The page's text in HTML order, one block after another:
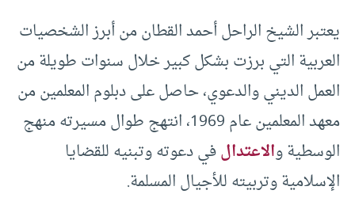
يعتبر الشيخ الراحل أحمد القطان من أبرز الشخصيات
العربية التي برزت بشكل كبير خلال سنوات طويلة من
العمل الديني والدعوي، حاصل على دبلوم المعلمين من
معهد المعلمين عام 1969، انتهج طوال مسيرته منهج
الوسطية والاعتدالفي دعوته وتبنيه للقضايا
الإسلامية وتربيته للأجيال المسلمة.